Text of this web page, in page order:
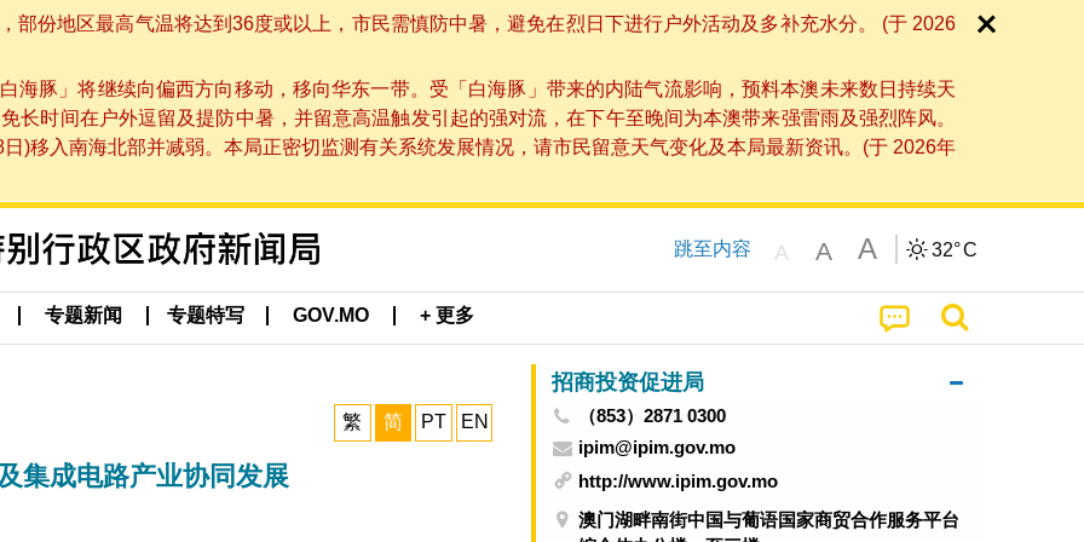
部份地区最高气温将达到36度或以上，市民需慎防中暑，避免在烈日下进行户外活动及多补充水分。 (于 2026
海豚」将继续向偏西方向移动，移向华东一带。受「白海豚」带来的内陆气流影响，预料本澳未来数日持续天
长时间在户外逗留及提防中暑，并留意高温触发引起的强对流，在下午至晚间为本澳带来强雷雨及强烈阵风。
)移入南海北部并减弱。本局正密切监测有关系统发展情况，请市民留意天气变化及本局最新资讯。(于 2026年
跳至内容 A A A 32°C
专题新闻 专题特写 GOV.MO + 更多
繁 简 PT EN
集成电路产业协同发展
招商投资促进局
（853）2871 0300
ipim@ipim.gov.mo
http://www.ipim.gov.mo
澳门湖畔南街中国与葡语国家商贸合作服务平台